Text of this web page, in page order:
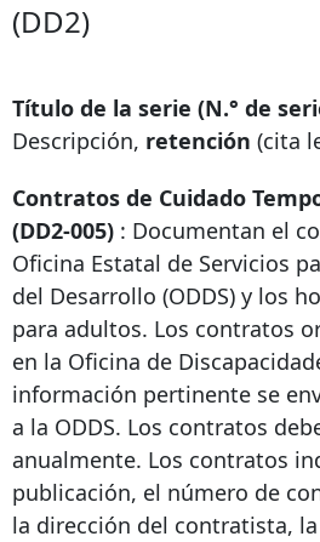
(DD2)
Título de la serie (N.° de
Descripción, retención (cita
Contratos de Cuidado
(DD2-005) : Documentan el
Oficina Estatal de Servicios
del Desarrollo (ODDS) y los
para adultos. Los contratos
en la Oficina de
información pertinente se
a la ODDS. Los contratos
anualmente. Los contratos
publicación, el número de
la dirección del contratista,